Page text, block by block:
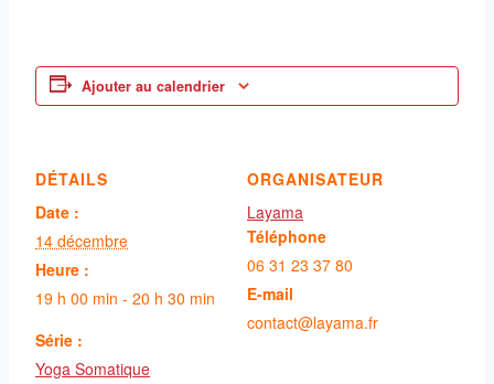
Ajouter au calendrier
DÉTAILS
Date :
14 décembre
Heure :
19 h 00 min - 20 h 30 min
Série :
Yoga Somatique
ORGANISATEUR
Layama
Téléphone
06 31 23 37 80
E-mail
contact@layama.fr